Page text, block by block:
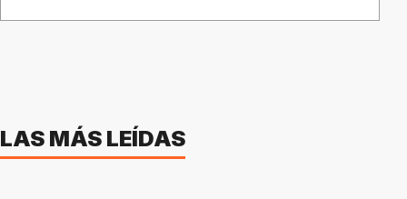
LAS MÁS LEÍDAS